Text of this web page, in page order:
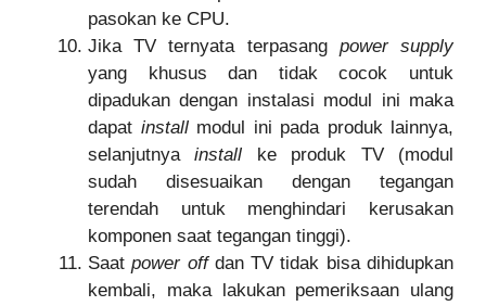
pasokan ke CPU.
Jika TV ternyata terpasang power supply
yang khusus dan tidak cocok untuk
dipadukan dengan instalasi modul ini maka
dapat installmodul ini pada produk lainnya,
selanjutnyainstall ke produk TV (modul
sudah disesuaikan dengan tegangan
terendah untuk menghindari kerusakan
komponen saat tegangan tinggi).
Saatpower offdan TV tidak bisa dihidupkan
kembali, maka lakukan pemeriksaan ulang